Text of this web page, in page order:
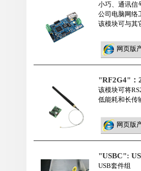
小巧、通讯信
公司电脑网络
该模块可与其
网页版
"RF2G4"：
该模块可将
低能耗和长传
网页版
"USBC":
USB套件组